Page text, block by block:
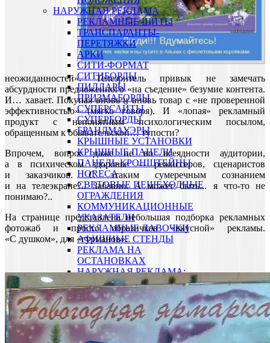
НАРУЖНАЯ РЕКЛАМА
РЕКЛАМНЫЕ ЩИТЫ
ТРАНСПАРАНТЫ-
ПЕРЕТЯЖКИ
АРКИ
СИТИ-ФОРМАТ
СИТИБОРДЫ
ПИЛЛАРЫ
ПРИЗМАБОРДЫ
СУПЕРСАЙТЫ
СУПЕРБОРДЫ
БРАНДМАУЭРЫ
КРЫШНЫЕ УСТАНОВКИ
КРЫШНЫЕ ПАНЕЛИ
ПАНЕЛЬ-КРОНШТЕЙНЫ
HORECA
СВЕТОВЫЕ ПЕШЕХОДНЫЕ
ОГРАЖДЕНИЯ
КОММУНИКАЦИОННЫЕ
УКАЗАТЕЛИ
РЕКЛАМНЫЕ ЛАВОЧКИ
АФИШНЫЕ СТЕНДЫ
РЕКЛАМА НА
ОСТАНОВКАХ
НАРУЖНАЯ РЕКЛАМА:
ОСОБЕННОСТИ
РЕКЛАМА В ТРАНСПОРТЕ
РЕКЛАМА В МЕТРО
РЕКЛАМА В ВАГОНАХ
МЕТРО
РЕКЛАМА НА СХЕМЕ
неожиданностей». Телезритель привык не замечать
абсурдности предложенного «на съедение» безумие контента.
И… хавает. Покупая вновь и вновь товар с «не проверенной
эффективностью» (мягко говоря). И «лопая» рекламный
продукт с непонятным психологическим посылом,
обращенным к обывательской… тупости?
Впрочем, вопрос даже не во всеядности аудитории,
а в психическом здоровье — режиссеров, сценаристов
и заказчиков. С этаким сумеречным сознанием
и на телеэкране?.. Забавно. А может быть... я что-то не
понимаю?..
На странице представлена небольшая подборка рекламных
фотожаб и просто образичков «вкусной» рекламы.
«С душком», для «гурманов».